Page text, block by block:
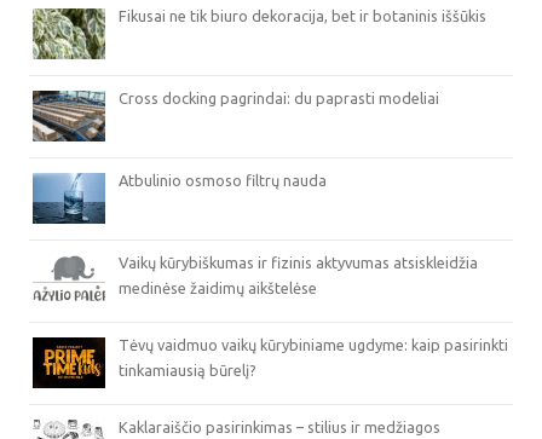
Fikusai ne tik biuro dekoracija, bet ir botaninis iššūkis
Cross docking pagrindai: du paprasti modeliai
Atbulinio osmoso filtrų nauda
Vaikų kūrybiškumas ir fizinis aktyvumas atsiskleidžia
medinėse žaidimų aikštelėse
Tėvų vaidmuo vaikų kūrybiniame ugdyme: kaip pasirinkti
tinkamiausią būrelį?
Kaklaraiščio pasirinkimas – stilius ir medžiagos